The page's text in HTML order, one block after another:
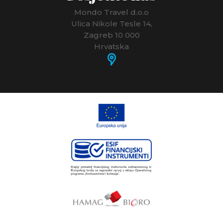
Mondo Travel d.o.o
Ulica Nikole Tesle 14,
Zagreb 10 000
Hrvatska